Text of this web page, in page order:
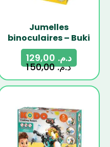
Jumelles
binoculaires – Buki
د.م.150,00
د.م.
-18%